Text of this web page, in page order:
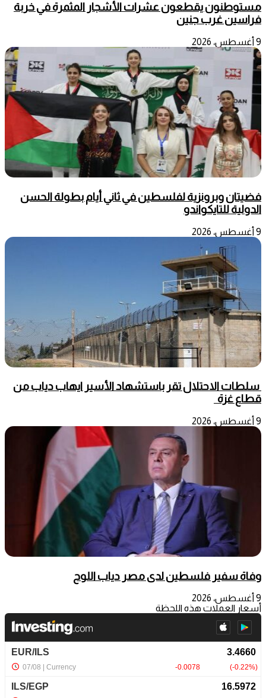
مستوطنون يقطعون عشرات الأشجار المثمرة في خربة
فراسين غرب جنين
9 أغسطس، 2026
فضيتان وبرونزية لفلسطين في ثاني أيام بطولة الحسن
الدولية للتايكواندو
9 أغسطس، 2026
سلطات الاحتلال تقر باستشهاد الأسير ايهاب دياب من
قطاع غزة
9 أغسطس، 2026
وفاة سفير فلسطين لدى مصر دياب اللوح
9 أغسطس، 2026
أسعار العملات هذه اللحظة